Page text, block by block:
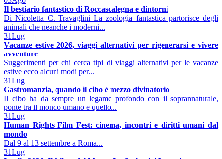
Il bestiario fantastico di Roccascalegna e dintorni
Di Nicoletta C. Travaglini La zoologia fantastica partorisce degli
animali che neanche i moderni...
31Lug
Vacanze estive 2026, viaggi alternativi per rigenerarsi e vivere
avventure
Suggerimenti per chi cerca tipi di viaggi alternativi per le vacanze
estive ecco alcuni modi per...
31Lug
Gastromanzia, quando il cibo è mezzo divinatorio
Il cibo ha da sempre un legame profondo con il soprannaturale,
ponte tra il mondo umano e quello...
31Lug
Human Rights Film Fest: cinema, incontri e diritti umani dal
mondo
Dal 9 al 13 settembre a Roma...
31Lug